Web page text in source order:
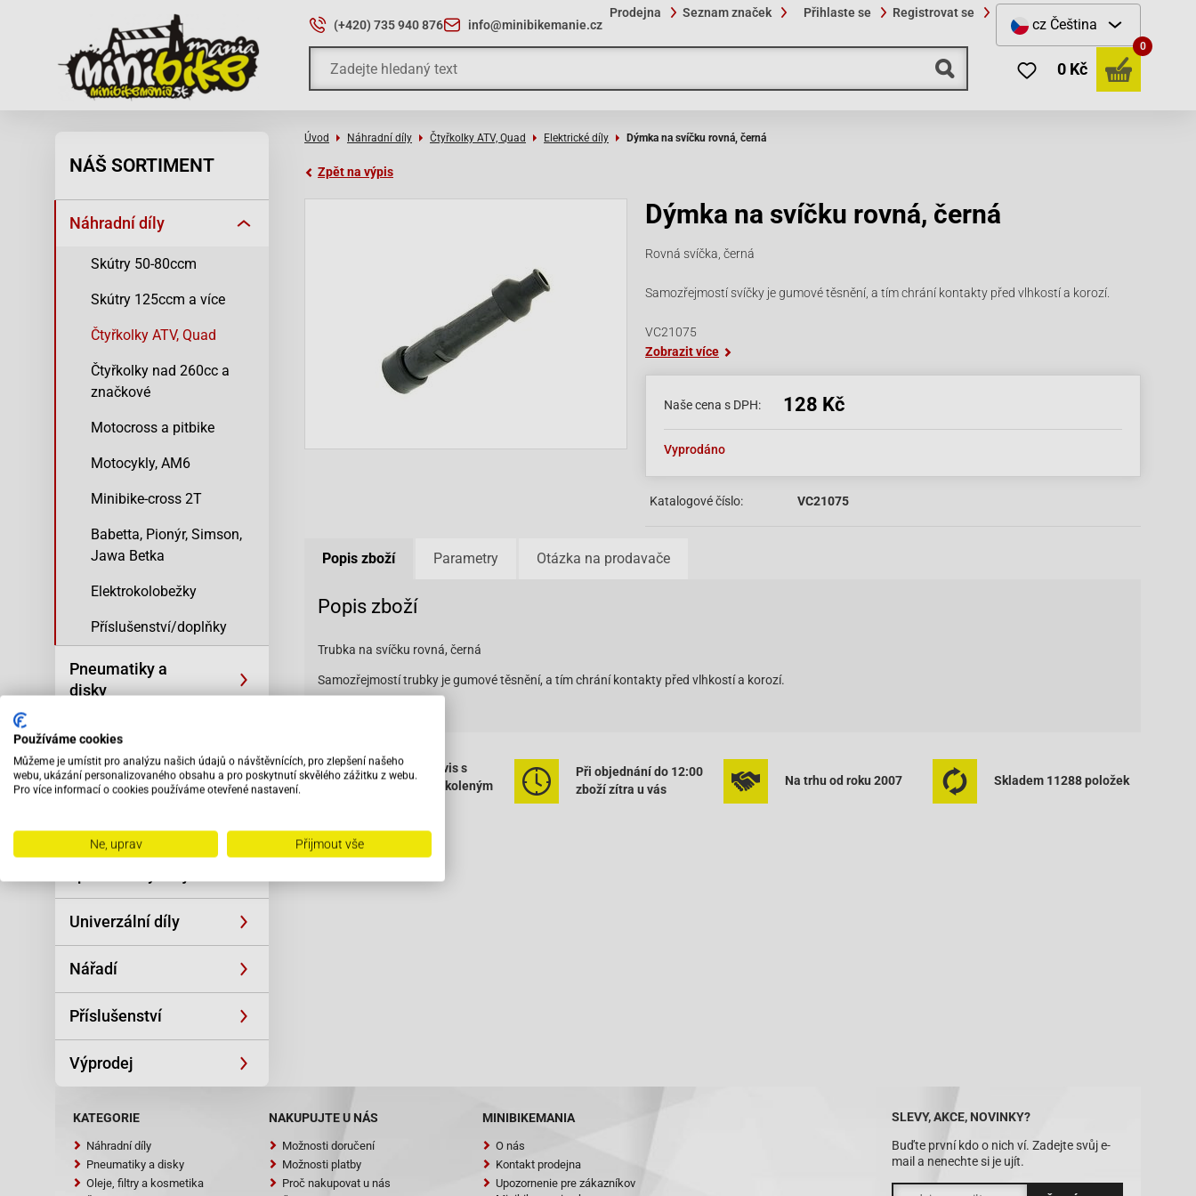
(+420) 735 940 876 info@minibikemanie.cz
Prodejna Seznam značek Přihlaste se Registrovat se
cz Čeština
0 Kč
0
NÁŠ SORTIMENT
Náhradní díly
Skútry 50-80ccm
Skútry 125ccm a více
Čtyřkolky ATV, Quad
Čtyřkolky nad 260cc a
značkové
Motocross a pitbike
Motocykly, AM6
Minibike-cross 2T
Babetta, Pionýr, Simson,
Jawa Betka
Elektrokolobežky
Příslušenství/doplňky
Pneumatiky a
disky
Oleje, filtry a
kosmetika
Oblečení a
Univerzální díly
Nářadí
Příslušenství
Výprodej
Úvod Náhradní díly Čtyřkolky ATV, Quad Elektrické díly Dýmka na svíčku rovná, černá
Zpět na výpis
Dýmka na svíčku rovná, černá
Rovná svíčka, černá
Samozřejmostí svíčky je gumové těsnění, a tím chrání kontakty před vlhkostí a korozí.
VC21075
Zobrazit více
Naše cena s DPH: 128 Kč
Vyprodáno
Katalogové číslo: VC21075
Popis zboží Parametry Otázka na prodavače
Popis zboží
Trubka na svíčku rovná, černá
Samozřejmostí trubky je gumové těsnění, a tím chrání kontakty před vlhkostí a korozí.
Vybavený servis s
odborným vyškoleným
Při objednání do 12:00
zboží zítra u vás
Na trhu od roku 2007 Skladem 11288 položek
SLEVY, AKCE, NOVINKY?
Buďte první kdo o nich ví. Zadejte svůj e-
mail a nenechte si je ujít.
KATEGORIE
Náhradní díly
Pneumatiky a disky
Oleje, filtry a kosmetika
NAKUPUJTE U NÁS
Možnosti doručení
Možnosti platby
Proč nakupovat u nás
MINIBIKEMANIA
O nás
Kontakt prodejna
Upozornenie pre zákazníkov
Používáme cookies
Můžeme je umístit pro analýzu našich údajů o návštěvnících, pro zlepšení našeho
webu, ukázání personalizovaného obsahu a pro poskytnutí skvělého zážitku z webu.
Pro více informací o cookies používáme otevřené nastavení.
Ne, uprav Přijmout vše